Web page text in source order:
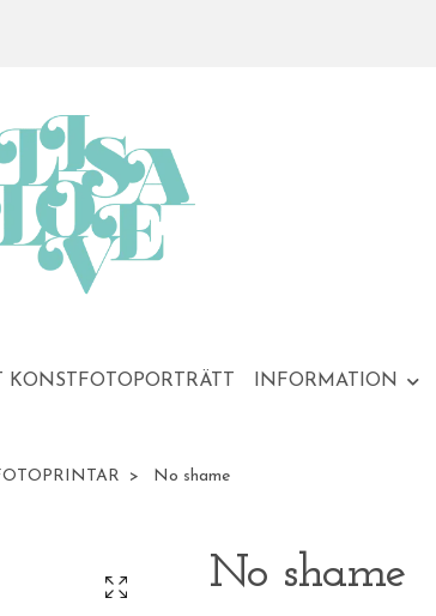
KONSTFOTOPORTRÄTT INFORMATION
No shame
No shame